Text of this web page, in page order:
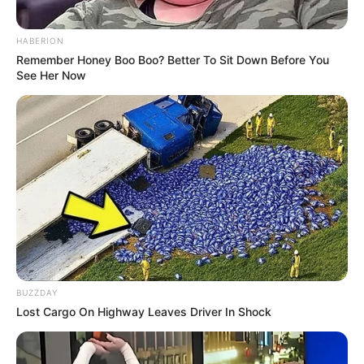
HABERION
Remember Honey Boo Boo? Better To Sit Down Before You
See Her Now
BUZZDAY
Lost Cargo On Highway Leaves Driver In Shock